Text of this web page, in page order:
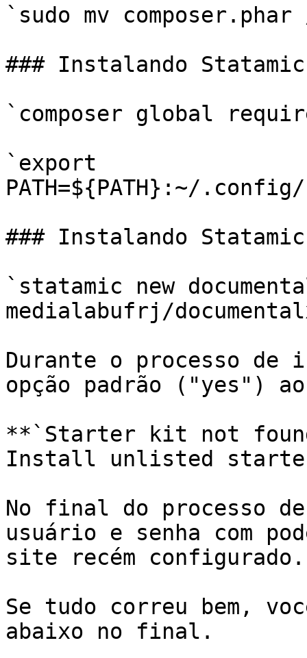
`sudo mv
### Instalando
`composer global
`export
PATH=${PATH}:~/
### Instalando Statamic
`statamic new
medialabufrj/
Durante o processo de
opção padrão ("yes")
**`Starter kit not
Install unlisted
No final do processo
usuário e senha com
site recém configurado.
Se tudo correu bem,
abaixo no final.